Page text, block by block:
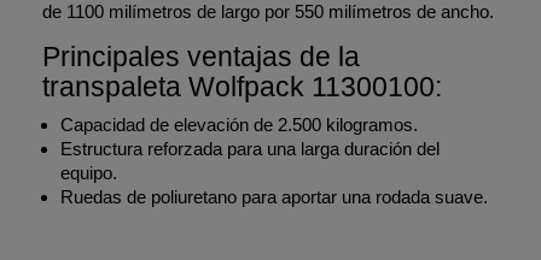
de 1100 milímetros de largo por 550 milímetros de ancho.
Principales ventajas de la
transpaleta Wolfpack 11300100:
Capacidad de elevación de 2.500 kilogramos.
Estructura reforzada para una larga duración del
equipo.
Ruedas de poliuretano para aportar una rodada suave.